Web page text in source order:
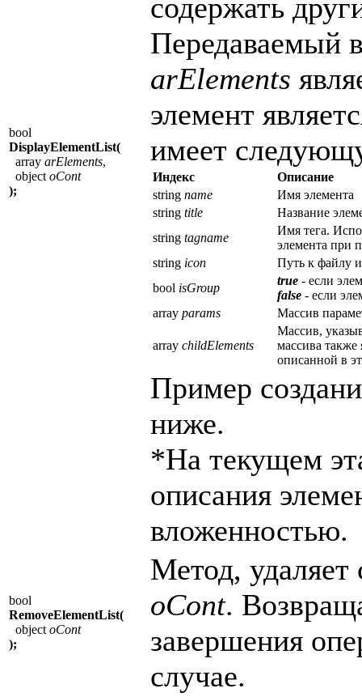
bool
DisplayElementList(
array arElements,
objectoCont
);
содержать
Передаваемый
arElements
элемент
имеет
Индекс
Описание
string name
Имя элемента
string title
Название
string tagname
Имя тега.
элемента при
string icon
Путь к файлу
bool isGroup
true - если
false - если
array params Массив
array childElements
Массив,
массива также
описанной в
Пример
ниже.
*На текущем
описания
вложенностью.
bool
RemoveElementList(
objectoCont
);
Метод, удаляет
oCont.
завершения
случае.